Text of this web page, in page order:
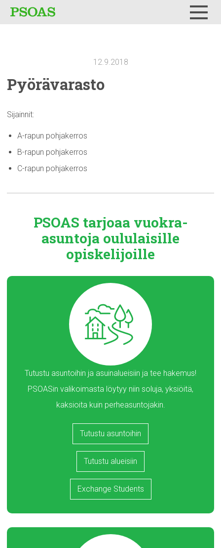
12.9.2018
Pyörävarasto
Sijainnit:
A-rapun pohjakerros
B-rapun pohjakerros
C-rapun pohjakerros
PSOAS tarjoaa vuokra-
asuntoja oululaisille
opiskelijoille
Tutustu asuntoihin ja asuinalueisiin ja tee hakemus!
PSOASin valikoimasta löytyy niin soluja, yksiöitä,
kaksioita kuin perheasuntojakin.
Tutustu asuntoihin
Tutustu alueisiin
Exchange Students